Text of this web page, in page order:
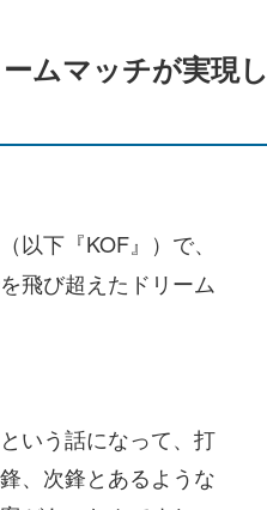
ムマッチが実現し
（以下『KOF』）で、
飛び超えたドリーム
いう話になって、打
、次鋒とあるような